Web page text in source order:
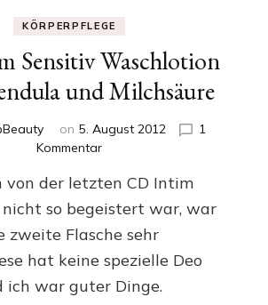
KÖRPERPFLEGE
Sensitiv Waschlotion
und Milchsäure
on 5. August 2012
1
Kommentarzu
Intim
Sensitiv
mit
Calendula
und
Milchsäure
von der letzten CD Intim
so begeistert war, war
zweite Flasche sehr
hat keine spezielle Deo
ich war guter Dinge.